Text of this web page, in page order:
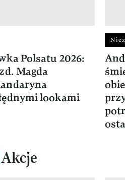
Polsatu 2026:
Magda
lookami
Akcje